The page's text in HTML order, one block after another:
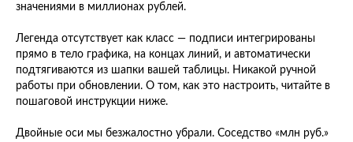
значениями в миллионах рублей.
Легенда отсутствует как класс — подписи интегрированы
прямо в тело графика, на концах линий, и автоматически
подтягиваются из шапки вашей таблицы. Никакой ручной
работы при обновлении. О том, как это настроить, читайте в
пошаговой инструкции ниже.
Двойные оси мы безжалостно убрали. Соседство «млн руб.»